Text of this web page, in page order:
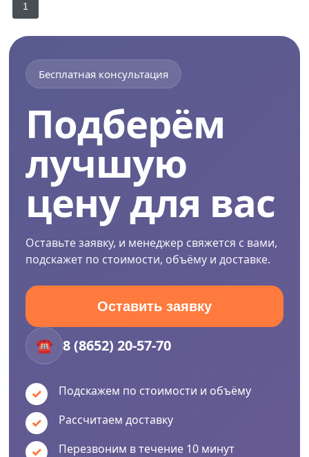
1
Бесплатная консультация
Подберём
лучшую
цену для вас
Оставьте заявку, и менеджер свяжется с вами,
подскажет по стоимости, объёму и доставке.
Оставить заявку
☎ 8 (8652) 20-57-70
Подскажем по стоимости и объёму
Рассчитаем доставку
Перезвоним в течение 10 минут